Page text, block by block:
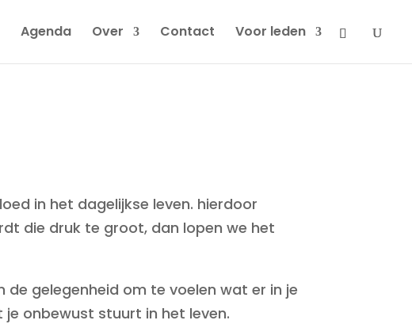
Agenda Over Contact Voor leden
in het dagelijkse leven. hierdoor
die druk te groot, dan lopen we het
gelegenheid om te voelen wat er in je
onbewust stuurt in het leven.